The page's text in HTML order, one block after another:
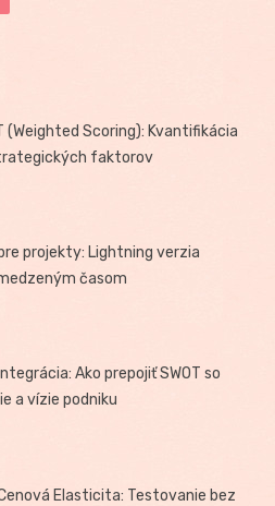
(Weighted Scoring): Kvantifikácia
faktorov
projekty: Lightning verzia
časom
Ako prepojiť SWOT so
a vízie podniku
Elasticita: Testovanie bez